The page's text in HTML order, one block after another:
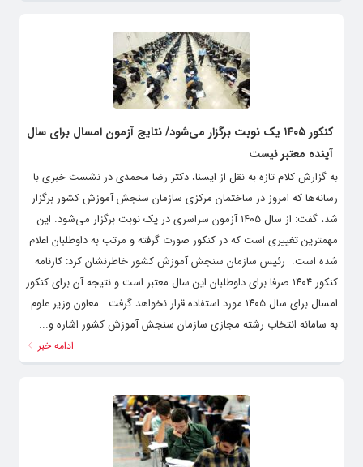
کنکور ۱۴۰۵ یک‌ نوبت برگزار می‌شود/ نتایج آزمون امسال برای سال
آینده معتبر نیست
به گزارش کلام تازه به نقل از ایسنا، دکتر رضا محمدی در نشست خبری با
رسانه‌ها که امروز در ساختمان مرکزی سازمان سنجش آموزش کشور برگزار
شد، گفت: از سال ۱۴۰۵ آزمون سراسری در یک نوبت برگزار می‌شود. این
مهمترین تغییری است که در کنکور صورت گرفته و مرتب به داوطلبان اعلام
شده است. ‌ رئیس سازمان سنجش آموزش کشور خاطرنشان کرد: کارنامه
کنکور ۱۴۰۴ صرفا برای داوطلبان این سال معتبر است و نتیجه آن برای کنکور
امسال برای سال ۱۴۰۵ مورد استفاده قرار نخواهد گرفت. ‌ معاون وزیر علوم
به سامانه انتخاب رشته مجازی سازمان سنجش آموزش کشور اشاره و...
ادامه خبر